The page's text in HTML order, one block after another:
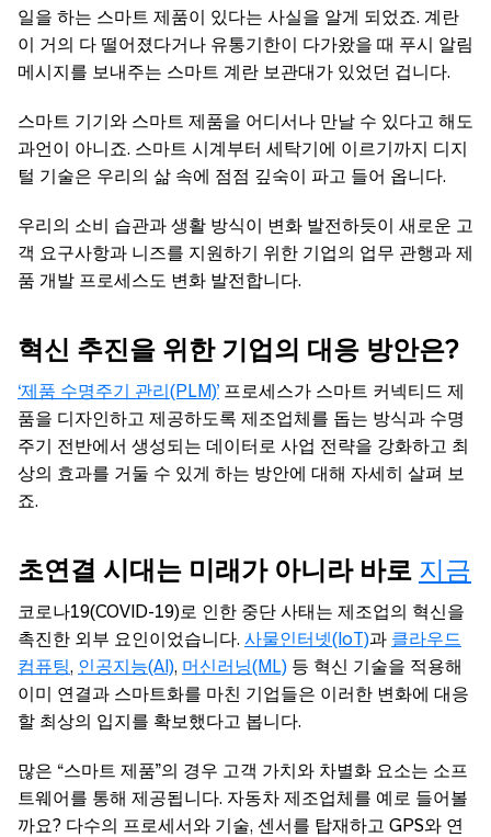
일을 하는 스마트 제품이 있다는 사실을 알게 되었죠. 계란
이 거의 다 떨어졌다거나 유통기한이 다가왔을 때 푸시 알림
메시지를 보내주는 스마트 계란 보관대가 있었던 겁니다.
스마트 기기와 스마트 제품을 어디서나 만날 수 있다고 해도
과언이 아니죠. 스마트 시계부터 세탁기에 이르기까지 디지
털 기술은 우리의 삶 속에 점점 깊숙이 파고 들어 옵니다.
우리의 소비 습관과 생활 방식이 변화 발전하듯이 새로운 고
객 요구사항과 니즈를 지원하기 위한 기업의 업무 관행과 제
품 개발 프로세스도 변화 발전합니다.
혁신 추진을 위한 기업의 대응 방안은?
‘제품 수명주기 관리(PLM)’ 프로세스가 스마트 커넥티드 제
품을 디자인하고 제공하도록 제조업체를 돕는 방식과 수명
주기 전반에서 생성되는 데이터로 사업 전략을 강화하고 최
상의 효과를 거둘 수 있게 하는 방안에 대해 자세히 살펴 보
죠.
초연결 시대는 미래가 아니라 바로 지금
코로나19(COVID-19)로 인한 중단 사태는 제조업의 혁신을
촉진한 외부 요인이었습니다. 사물인터넷(IoT)과 클라우드
컴퓨팅, 인공지능(AI), 머신러닝(ML) 등 혁신 기술을 적용해
이미 연결과 스마트화를 마친 기업들은 이러한 변화에 대응
할 최상의 입지를 확보했다고 봅니다.
많은 “스마트 제품”의 경우 고객 가치와 차별화 요소는 소프
트웨어를 통해 제공됩니다. 자동차 제조업체를 예로 들어볼
까요? 다수의 프로세서와 기술, 센서를 탑재하고 GPS와 연